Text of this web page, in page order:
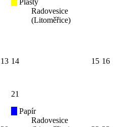
Radovesice
(Litoměřice)
13 14 15 16
21
Papír
Radovesice